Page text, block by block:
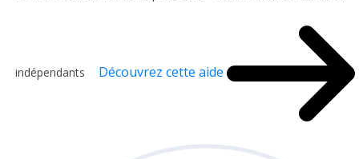
indépendants Découvrez cette aide